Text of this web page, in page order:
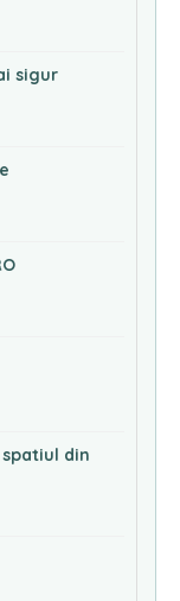
sigur
din